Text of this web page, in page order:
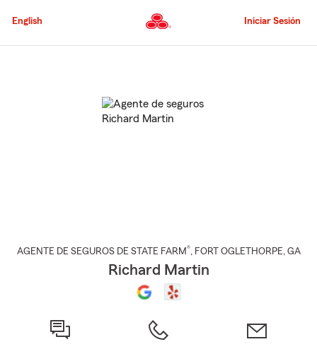
al
principal
English Iniciar Sesión
AGENTE DE SEGUROS DE STATE FARM®, FORT OGLETHORPE, GA
Richard Martin